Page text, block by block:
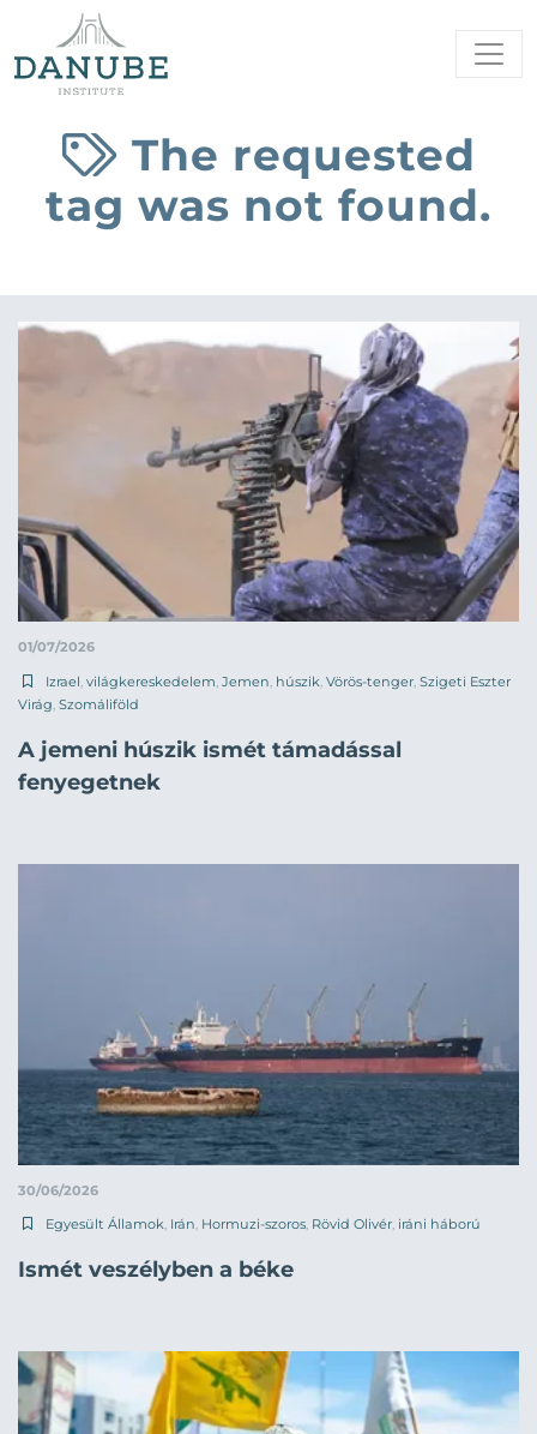
The requested
tag was not found.
01/07/2026
Izrael világkereskedelem Jemen húszik Vörös-tenger Szigeti Eszter
Virág Szomáliföld
A jemeni húszik ismét támadással
fenyegetnek
30/06/2026
Egyesült Államok Irán Hormuzi-szoros Rövid Olivér iráni háború
Ismét veszélyben a béke